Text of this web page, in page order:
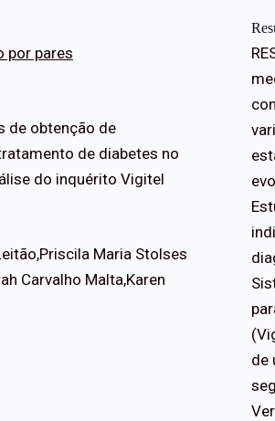
por pares
de obtenção de
de diabetes no
do inquérito Vigitel
Maria Stolses
Carvalho Malta,Karen
de